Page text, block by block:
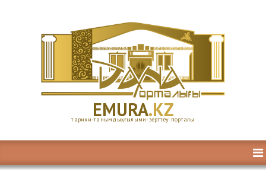
EMURA.KZ
тарихи-танымдық, ғылыми-зерттеу порталы